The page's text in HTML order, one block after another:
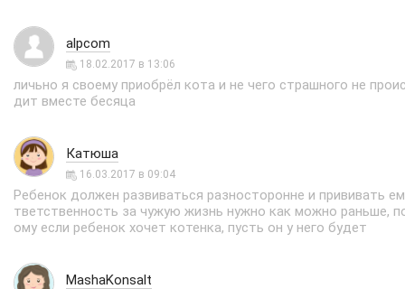
alpcom
18.02.2017 в 13:06
личьно я своему приобрёл кота и не чего страшного не
дит вместе бесяца
Катюша
16.03.2017 в 09:04
Ребенок должен развиваться разносторонне и прививать
тветственность за чужую жизнь нужно как можно раньше,
ому если ребенок хочет котенка, пусть он у него будет
MashaKonsalt